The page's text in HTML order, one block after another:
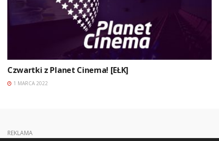
Czwartki z Planet Cinema! [EŁK]
1 MARCA 2022
REKLAMA